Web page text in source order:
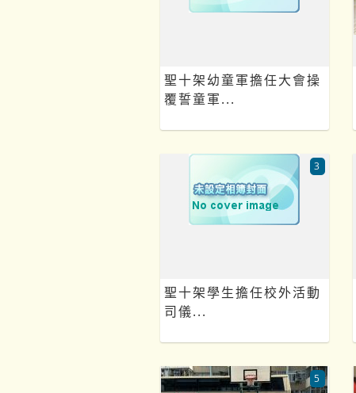
聖十架幼童軍擔任大會操
覆誓童軍...
聖十架學生擔任校外活動
司儀...
3
5